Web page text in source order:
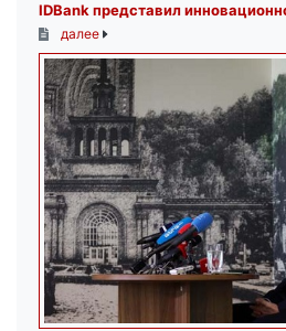
IDBank представил
далее